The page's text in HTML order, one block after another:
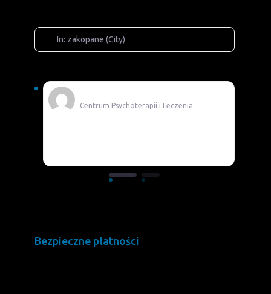
In: zakopane (City)
Centrum Psychoterapii i Leczenia
Bezpieczne płatności